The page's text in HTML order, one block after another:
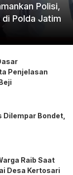
Polisi,
Polda Jatim
Penjelasan
Dilempar Bondet,
Raib Saat
Desa Kertosari